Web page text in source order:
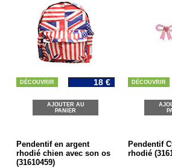
DÉCOUVRIR 18 €
AJOUTER AU
PANIER
DÉCOUVRIR
Pendentif en argent
rhodié chien avec son os
(31610459)
Pendentif
rhodié